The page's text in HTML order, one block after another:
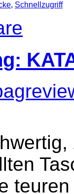
, Schnellzugriff